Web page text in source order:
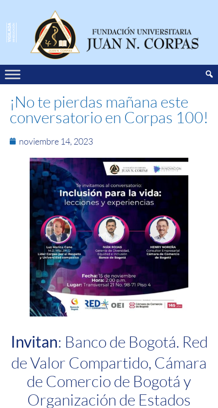
¡No te pierdas mañana este
conversatorio en Corpas 100!
noviembre 14, 2023
Invitan: Banco de Bogotá. Red
de Valor Compartido, Cámara
de Comercio de Bogotá y
Organización de Estados